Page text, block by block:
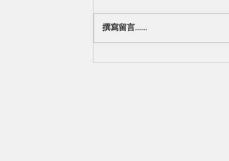
荷叶、荷叶碱与体重管理
撰寫留言......